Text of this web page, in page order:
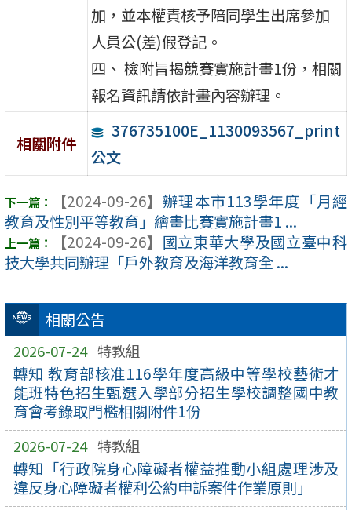
相關公告
2026-07-24 特教組
轉知 教育部核准116學年度高級中等學校藝術才
能班特色招生甄選入學部分招生學校調整國中教
育會考錄取門檻相關附件1份
2026-07-24 特教組
轉知「行政院身心障礙者權益推動小組處理涉及
違反身心障礙者權利公約申訴案件作業原則」
加，並本權責核予陪同學生出席參加
人員公(差)假登記。
四、 檢附旨揭競賽實施計畫1份，相關
報名資訊請依計畫內容辦理。
相關附件
376735100E_1130093567_print
公文
【2024-09-26】 辦理本市113學年度「月經
教育及性別平等教育」繪畫比賽實施計畫1 ...
【2024-09-26】 國立東華大學及國立臺中科
技大學共同辦理「戶外教育及海洋教育全 ...